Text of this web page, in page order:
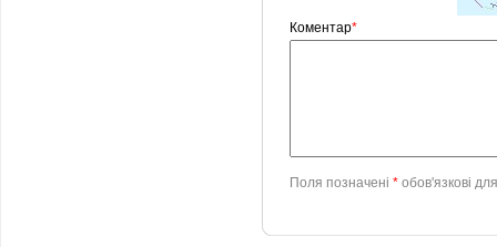
Коментар*
Поля позначені * обов'язкові